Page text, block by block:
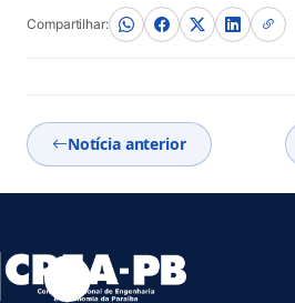
Compartilhar:
Notícia anterior